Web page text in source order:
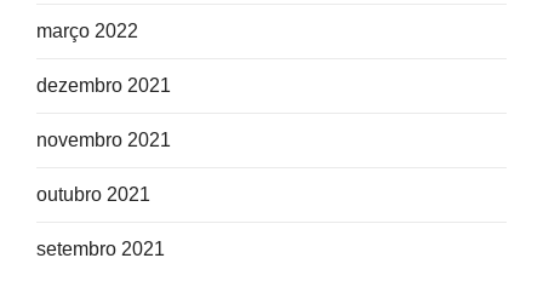
março 2022
dezembro 2021
novembro 2021
outubro 2021
setembro 2021